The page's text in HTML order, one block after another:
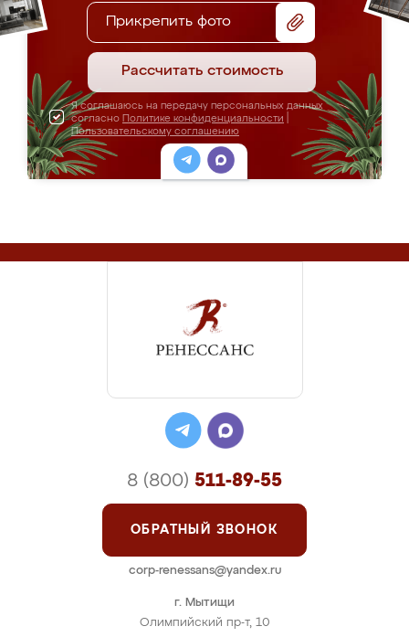
Прикрепить фото
Рассчитать стоимость
Я соглашаюсь на передачу персональных данных
согласно Политике конфиденциальности
Пользовательскому соглашению
г. Мытищи
Олимпийский пр-т, 10
8 (800) 511-89-55
ОБРАТНЫЙ ЗВОНОК
corp-renessans@yandex.ru